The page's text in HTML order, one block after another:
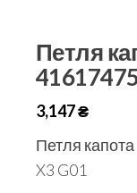
Петля
3,147₴
Петля
X3 G01